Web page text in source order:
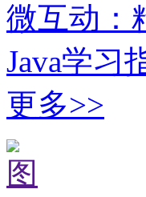
微互动：
Java学习
更多>>